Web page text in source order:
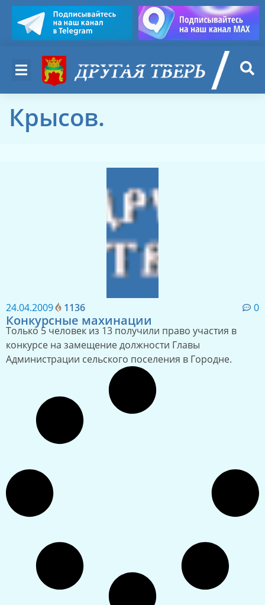
Крысов.
24.04.2009 1136 0
Конкурсные махинации
Только 5 человек из 13 получили право участия в
конкурсе на замещение должности Главы
Администрации сельского поселения в Городне.